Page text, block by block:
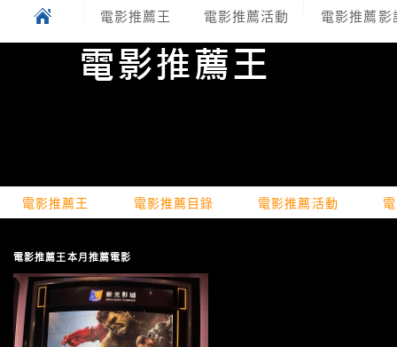
電影推薦王 電影推薦活動 電影推薦影
電影推薦王 電影推薦目錄 電影推薦活動
電影推薦王本月推薦電影